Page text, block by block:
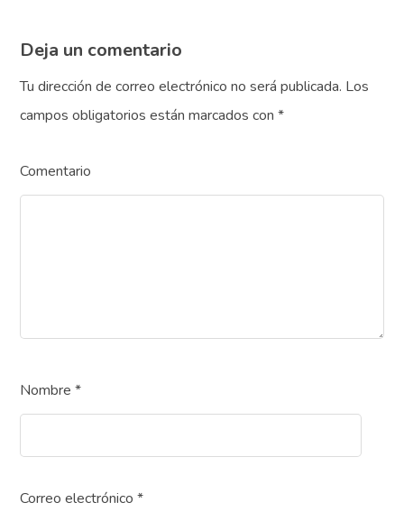
Deja un comentario
Tu dirección de correo electrónico no será publicada. Los
campos obligatorios están marcados con*
Comentario
Nombre*
Correo electrónico*